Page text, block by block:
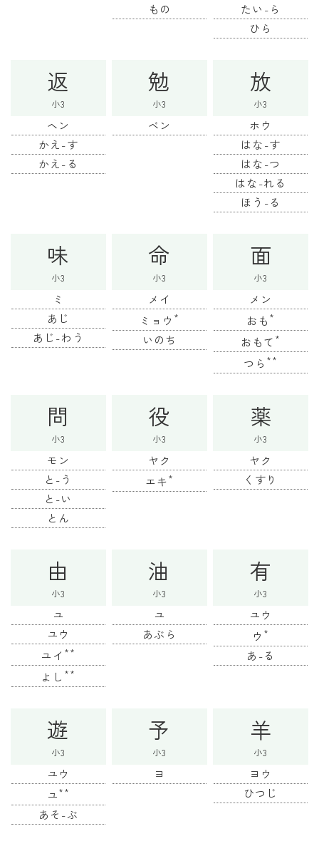
もの
たい-ら
ひら
返
小3
ヘン
かえ-す
かえ-る
勉
小3
ベン
放
小3
ホウ
はな-す
はな-つ
はな-れる
ほう-る
味
小3
ミ
あじ
あじ-わう
命
小3
メイ
ミョウ *
いのち
面
小3
メン
おも *
おもて *
つら **
問
小3
モン
と-う
と-い
とん
役
小3
ヤク
エキ*
薬
小3
ヤク
くすり
由
小3
ユ
ユウ
ユイ **
よし **
油
小3
ユ
あぶら
有
小3
ユウ
ウ *
あ-る
遊
小3
ユウ
ユ**
あそ-ぶ
予
小3
ヨ
羊
小3
ヨウ
ひつじ